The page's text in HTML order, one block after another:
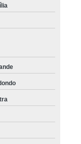
Pari
Suzano
da Rocha